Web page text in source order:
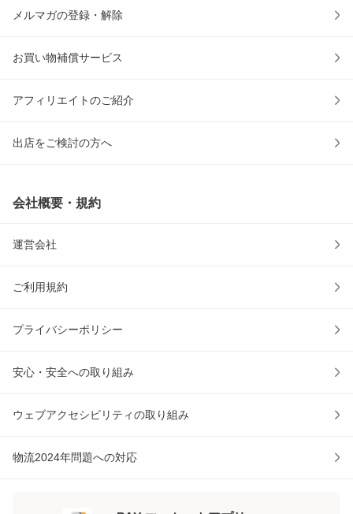
メルマガの登録・解除
お買い物補償サービス
アフィリエイトのご紹介
出店をご検討の方へ
会社概要・規約
運営会社
ご利用規約
プライバシーポリシー
安心・安全への取り組み
ウェブアクセシビリティの取り組み
物流2024年問題への対応